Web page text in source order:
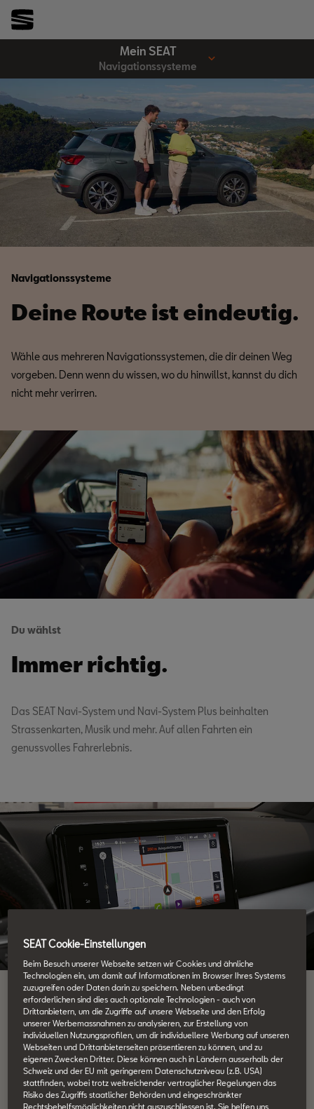
Mein SEAT
Navigationssysteme
Navigationssysteme
Deine Route ist eindeutig.
Wähle aus mehreren Navigationssystemen, die dir deinen Weg
vorgeben. Denn wenn du wissen, wo du hinwillst, kannst du dich
nicht mehr verirren.
Du wählst
Immer richtig.
Das SEAT Navi-System und Navi-System Plus beinhalten
Strassenkarten, Musik und mehr. Auf allen Fahrten ein
genussvolles Fahrerlebnis.
Updates der Strassenkarten
Navigations-Updates mit
MapCare
SEAT Cookie-Einstellungen
Beim Besuch unserer Webseite setzen wir Cookies und ähnliche
Technologien ein, um damit auf Informationen im Browser Ihres Systems
zuzugreifen oder Daten darin zu speichern. Neben unbedingt
erforderlichen sind dies auch optionale Technologien - auch von
Drittanbietern, um die Zugriffe auf unsere Webseite und den Erfolg
unserer Werbemassnahmen zu analysieren, zur Erstellung von
individuellen Nutzungsprofilen, um dir individuellere Werbung auf unseren
Webseiten und Drittanbieterseiten präsentieren zu können, und zu
eigenen Zwecken Dritter. Diese können auch in Ländern ausserhalb der
Schweiz und der EU mit geringerem Datenschutzniveau (z.B. USA)
stattfinden, wobei trotz weitreichender vertraglicher Regelungen das
Risiko des Zugriffs staatlicher Behörden und eingeschränkter
Rechtsbehelfsmöglichkeiten nicht auszuschliessen ist. Sie helfen uns,